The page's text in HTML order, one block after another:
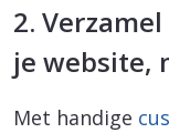
2.
je website,
Met handige